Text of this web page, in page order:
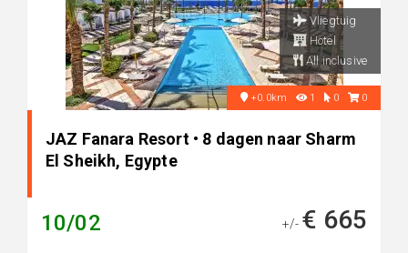
Vliegtuig
Hotel
All inclusive
+0.0km 1 0 0
JAZ Fanara Resort • 8 dagen naar Sharm
El Sheikh, Egypte
10/02 +/- € 665